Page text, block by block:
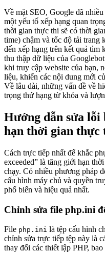
Về mặt SEO, Google đã
một yếu tố xếp hạng quan
thời gian thực thi sẽ có thời
time) chậm và tốc độ tải
đến xếp hạng trên kết quả tìm
thu thập dữ liệu của
khi truy cập website của bạn,
liệu, khiến các nội dung mới
Về lâu dài, những vấn đề về
trọng thứ hạng từ khóa và
Hướng dẫn sửa lỗi
hạn thời gian thực
Cách trực tiếp nhất để khắc
exceeded” là tăng giới hạn
chạy. Có nhiều phương pháp
cấu hình máy chủ và quyền
phổ biến và hiệu quả nhất.
Chỉnh sửa file php.ini
File php.ini là tệp cấu hình
chỉnh sửa trực tiếp tệp này là
thay đổi các thiết lập PHP, bao